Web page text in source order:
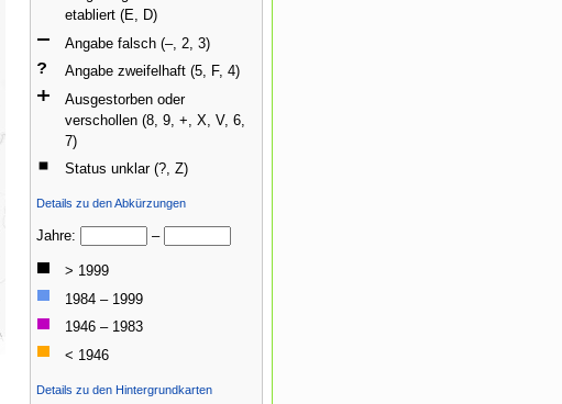
etabliert (E, D)
Angabe falsch (–, 2, 3)
Angabe zweifelhaft (5, F, 4)
Ausgestorben oder
verschollen (8, 9, +, X, V, 6,
7)
Status unklar (?, Z)
Details zu den Abkürzungen
Jahre: –
> 1999
1984 – 1999
1946 – 1983
< 1946
Details zu den Hintergrundkarten